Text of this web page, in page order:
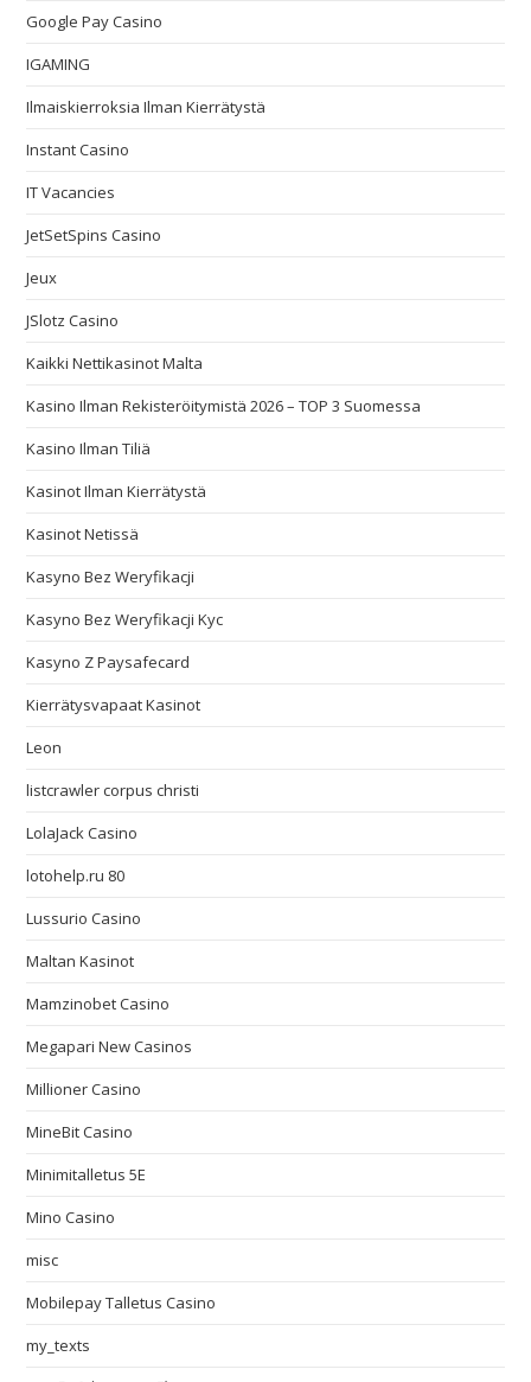
Google Pay Casino
IGAMING
Ilmaiskierroksia Ilman Kierrätystä
Instant Casino
IT Vacancies
JetSetSpins Casino
Jeux
JSlotz Casino
Kaikki Nettikasinot Malta
Kasino Ilman Rekisteröitymistä 2026 – TOP 3 Suomessa
Kasino Ilman Tiliä
Kasinot Ilman Kierrätystä
Kasinot Netissä
Kasyno Bez Weryfikacji
Kasyno Bez Weryfikacji Kyc
Kasyno Z Paysafecard
Kierrätysvapaat Kasinot
Leon
listcrawler corpus christi
LolaJack Casino
lotohelp.ru 80
Lussurio Casino
Maltan Kasinot
Mamzinobet Casino
Megapari New Casinos
Millioner Casino
MineBit Casino
Minimitalletus 5E
Mino Casino
misc
Mobilepay Talletus Casino
my_texts